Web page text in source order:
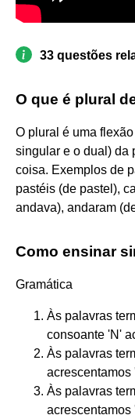
33 questões
O que é plural
O plural é uma
singular e o dual) da
coisa. Exemplos de
pastéis (de pastel),
andava), andaram
Como ensinar
Gramática
Às palavras
consoante 'N'
Às palavras
acrescentamos
Às palavras
acrescentamos